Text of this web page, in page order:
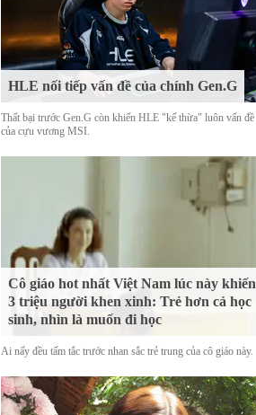
HLE nối tiếp vấn đề của chính Gen.G
Thất bại trước Gen.G còn khiến HLE "kế thừa" luôn vấn đề
của cựu vương MSI.
Cô giáo hot nhất Việt Nam lúc này khiến
3 triệu người khen xinh: Trẻ hơn cả học
sinh, nhìn là muốn đi học
Ai nấy đều tấm tắc trước nhan sắc trẻ trung của cô giáo này.